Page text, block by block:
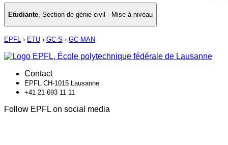
Etudiante, Section de génie civil - Mise à niveau
EPFL › ETU › GC-S › GC-MAN
Contact
EPFL CH-1015 Lausanne
+41 21 693 11 11
Follow EPFL on social media